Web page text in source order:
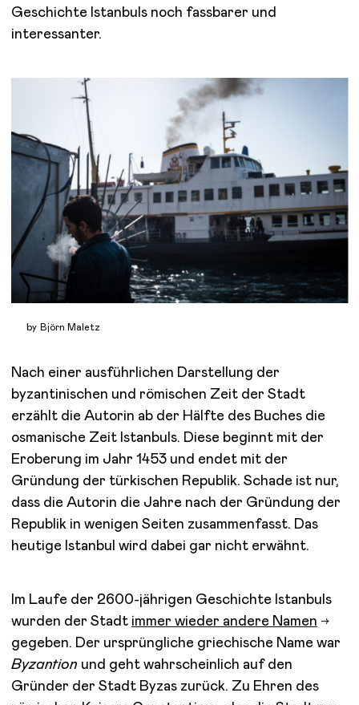
Geschichte Istanbuls noch fassbarer und
interessanter.
by Björn Maletz
Nach einer ausführlichen Darstellung der
byzantinischen und römischen Zeit der Stadt
erzählt die Autorin ab der Hälfte des Buches die
osmanische Zeit Istanbuls. Diese beginnt mit der
Eroberung im Jahr 1453 und endet mit der
Gründung der türkischen Republik. Schade ist nur,
dass die Autorin die Jahre nach der Gründung der
Republik in wenigen Seiten zusammenfasst. Das
heutige Istanbul wird dabei gar nicht erwähnt.
Im Laufe der 2600-jährigen Geschichte Istanbuls
wurden der Stadt immer wieder andere Namen
gegeben. Der ursprüngliche griechische Name war
Byzantionund geht wahrscheinlich auf den
Gründer der Stadt Byzas zurück. Zu Ehren des